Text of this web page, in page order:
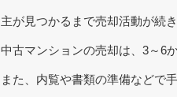
主が見つかるまで売却活動が続き
中古マンションの売却は、3～6
また、内覧や書類の準備などで